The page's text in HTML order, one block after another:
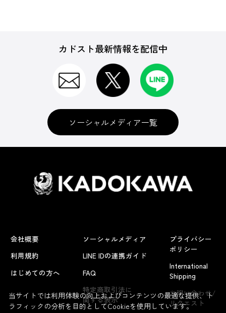
よくあるお問い合わせ
カドスト最新情報を配信中
ソーシャルメディア一覧
会社概要
利用規約
はじめての方へ
ソーシャルメディア
LINE IDの連携ガイド
FAQ
特定商取引法に
関する表示
プライバシー
ポリシー
International
Shipping
お問い合わせ/
リクエスト
当サイトでは利用体験の向上およびコンテンツの最適な提供、ト
ラフィックの分析を目的としてCookieを使用しています。